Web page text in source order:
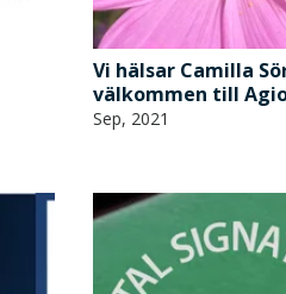
Vi hälsar Camilla
välkommen till
Sep, 2021